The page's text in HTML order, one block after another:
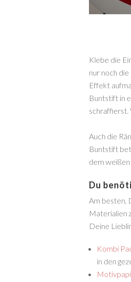
Klebe die
nur noch
Effekt
Buntstift in
schraffierst.
Auch die
Buntstift
dem
Du
Am besten,
Materialien
Deine
Kombi
in den